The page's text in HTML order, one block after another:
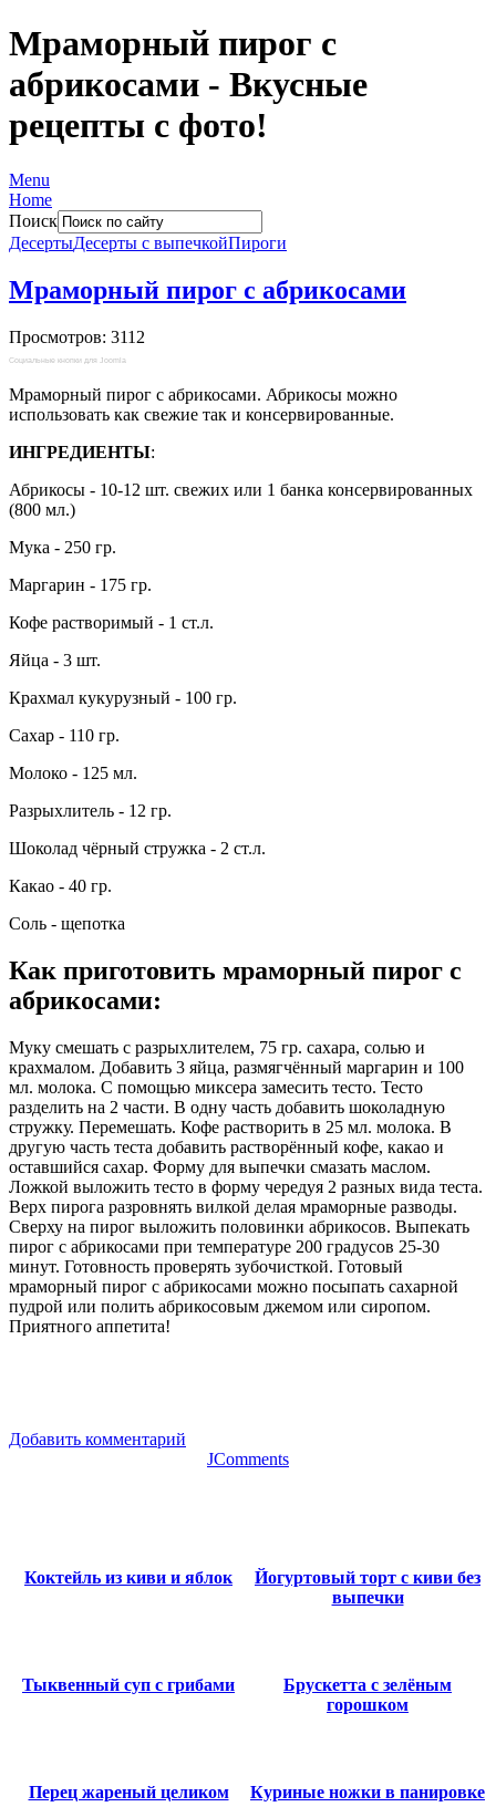
Мраморный пирог с
абрикосами - Вкусные
рецепты с фото!
Menu
Home
Поиск
ДесертыДесерты с выпечкойПироги
Мраморный пирог с абрикосами
Просмотров: 3112
Социальные кнопки для Joomla
Мраморный пирог с абрикосами. Абрикосы можно
использовать как свежие так и консервированные.
ИНГРЕДИЕНТЫ:
Абрикосы - 10-12 шт. свежих или 1 банка консервированных
(800 мл.)
Мука - 250 гр.
Маргарин - 175 гр.
Кофе растворимый - 1 ст.л.
Яйца - 3 шт.
Крахмал кукурузный - 100 гр.
Сахар - 110 гр.
Молоко - 125 мл.
Разрыхлитель - 12 гр.
Шоколад чёрный стружка - 2 ст.л.
Какао - 40 гр.
Соль - щепотка
Как приготовить мраморный пирог с
абрикосами:
Муку смешать с разрыхлителем, 75 гр. сахара, солью и
крахмалом. Добавить 3 яйца, размягчённый маргарин и 100
мл. молока. С помощью миксера замесить тесто. Тесто
разделить на 2 части. В одну часть добавить шоколадную
стружку. Перемешать. Кофе растворить в 25 мл. молока. В
другую часть теста добавить растворённый кофе, какао и
оставшийся сахар. Форму для выпечки смазать маслом.
Ложкой выложить тесто в форму чередуя 2 разных вида теста.
Верх пирога разровнять вилкой делая мраморные разводы.
Сверху на пирог выложить половинки абрикосов. Выпекать
пирог с абрикосами при температуре 200 градусов 25-30
минут. Готовность проверять зубочисткой. Готовый
мраморный пирог с абрикосами можно посыпать сахарной
пудрой или полить абрикосовым джемом или сиропом.
Приятного аппетита!
Добавить комментарий
JComments
Коктейль из киви и яблок
Йогуртовый торт с киви без
выпечки
Тыквенный суп с грибами
Брускетта с зелёным
горошком
Перец жареный целиком Куриные ножки в панировке